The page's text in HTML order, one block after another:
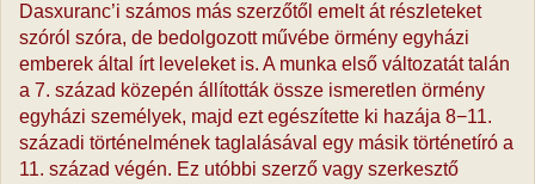
Dasxuranc’i számos más szerzőtől emelt át részleteket
szóról szóra, de bedolgozott művébe örmény egyházi
emberek által írt leveleket is. A munka első változatát talán
a 7. század közepén állították össze ismeretlen örmény
egyházi személyek, majd ezt egészítette ki hazája 8−11.
századi történelmének taglalásával egy másik történetíró a
11. század végén. Ez utóbbi szerző vagy szerkesztő